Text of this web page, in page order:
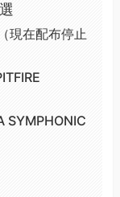
現在配布停止
SYMPHONIC